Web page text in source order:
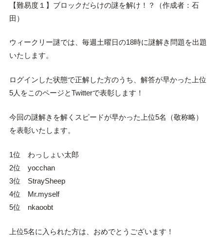
【難易度１】ブロックだらけの謎を解け！？（作成者：石
田）
ウィークリー謎では、毎週土曜日の18時に謎解き問題を出題
いたします。
ログインした状態で正解した方のうち、解答が早かった上位
5人をこのページとTwitterで表彰します！
今回の謎解きを解くスピードが早かった上位5名（敬称略）
を表彰いたします。
1位 わっしょい太郎
2位 yocchan
3位 StraySheep
4位 Mr.myself
5位 nkaoobt
上位5名に入られた方は、おめでとうございます！